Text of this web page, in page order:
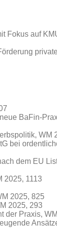
Fokus auf
BaFin-
WM
bei
dem EU
2025, 1113
2025, 825
2025, 293
der Praxis,